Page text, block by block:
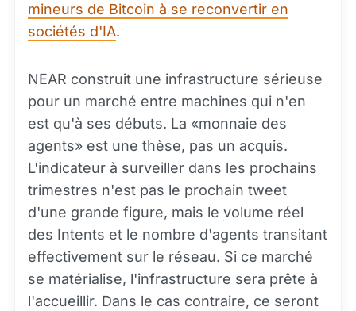
mineurs de Bitcoin à se reconvertir en
sociétés d'IA.
NEAR construit une infrastructure sérieuse
pour un marché entre machines qui n'en
est qu'à ses débuts. La «monnaie des
agents» est une thèse, pas un acquis.
L'indicateur à surveiller dans les prochains
trimestres n'est pas le prochain tweet
d'une grande figure, mais le volume réel
des Intents et le nombre d'agents transitant
effectivement sur le réseau. Si ce marché
se matérialise, l'infrastructure sera prête à
l'accueillir. Dans le cas contraire, ce seront